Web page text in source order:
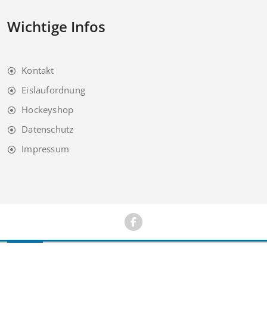
Wichtige Infos
Kontakt
Eislaufordnung
Hockeyshop
Datenschutz
Impressum